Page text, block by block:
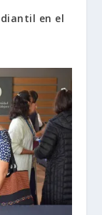
en el